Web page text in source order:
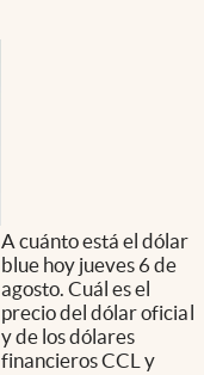
A cuánto está el dólar
blue hoy jueves 6 de
agosto. Cuál es el
precio del dólar oficial
y de los dólares
financieros CCL y